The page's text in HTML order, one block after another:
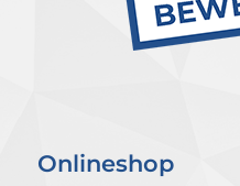
Onlineshop